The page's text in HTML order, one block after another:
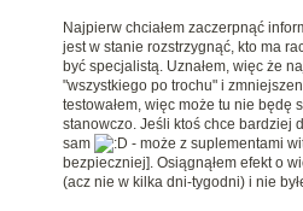
Najpierw chciałem zaczerpnąć
jest w stanie rozstrzygnąć, kto ma
być specjalistą. Uznałem, więc że
"wszystkiego po trochu" i
testowałem, więc może tu nie będę
stanowczo. Jeśli ktoś chce bardziej
sam
- może z suplementami
bezpieczniej]. Osiągnąłem efekt o
(acz nie w kilka dni-tygodni) i nie